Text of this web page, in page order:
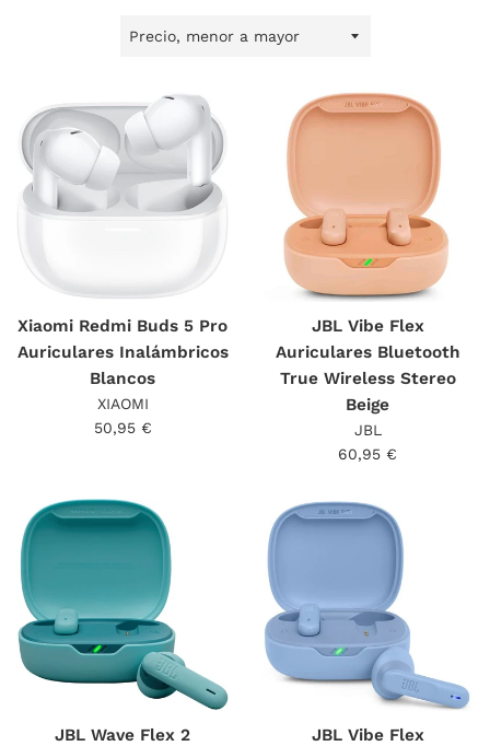
Ordenar
Xiaomi Redmi Buds 5 Pro
Auriculares Inalámbricos
Blancos
XIAOMI
Precio
50,95 €
JBL Vibe Flex
Auriculares Bluetooth
True Wireless Stereo
Beige
JBL
Precio
60,95 €
JBL Wave Flex 2
JBL Vibe Flex